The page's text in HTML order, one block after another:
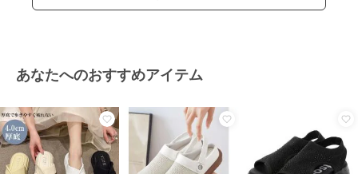
あなたへのおすすめアイテム